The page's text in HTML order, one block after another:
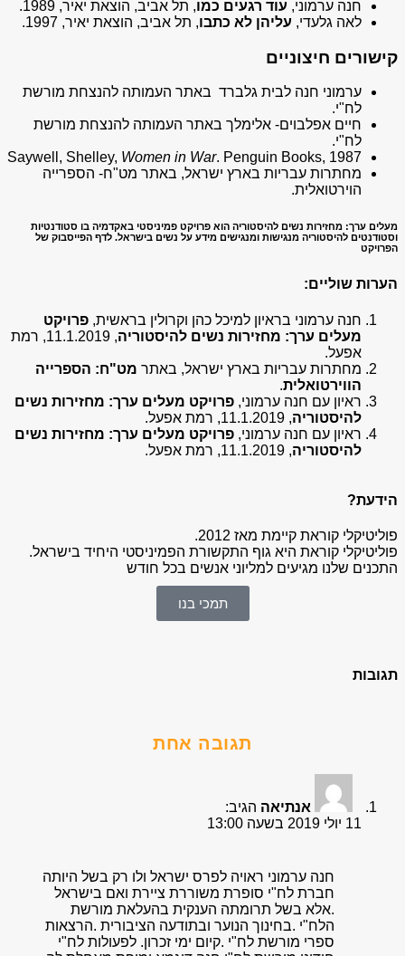
חנה ערמוני, עוד רגעים כמו, תל אביב, הוצאת יאיר, 1989.
לאה גלעדי, עליהן לא כתבו, תל אביב, הוצאת יאיר, 1997.
קישורים חיצוניים
ערמוני חנה לבית גלברד באתר העמותה להנצחת מורשת
לח"י.
חיים אפלבוים- אלימלך באתר העמותה להנצחת מורשת
לח"י.
Saywell, Shelley, Women in War. Penguin Books, 1987
מחתרות עבריות בארץ ישראל, באתר מט"ח- הספרייה
הוירטואלית.
מעלים ערך: מחזירות נשים להיסטוריה הוא פרויקט פמיניסטי באקדמיה בו סטודנטיות
וסטודנטים להיסטוריה מנגישות ומנגישים מידע על נשים בישראל. לדף הפייסבוק של
הפרויקט
הערות שוליים:
חנה ערמוני בראיון למיכל כהן וקרולין בראשית, פרויקט
מעלים ערך: מחזירות נשים להיסטוריה
, 11.1.2019, רמת
אפעל.
מחתרות עבריות בארץ ישראל, באתר מט"ח: הספרייה
הווירטואלית.
ראיון עם חנה ערמוני, פרויקט מעלים ערך: מחזירות נשים
להיסטוריה, 11.1.2019, רמת אפעל.
ראיון עם חנה ערמוני, פרויקט מעלים ערך: מחזירות נשים
להיסטוריה, 11.1.2019, רמת אפעל.
הידעת?
פוליטיקלי קוראת קיימת מאז 2012.
פוליטיקלי קוראת היא גוף התקשורת הפמיניסטי היחיד בישראל.
התכנים שלנו מגיעים למליוני אנשים בכל חודש
תמכי בנו
תגובות
תגובה אחת
אנתיאה הגיב:
11 יולי 2019 בשעה 13:00
חנה ערמוני ראויה לפרס ישראל ולו רק בשל היותה
חברת לח"י סופרת משוררת ציירת ואם בישראל
.אלא בשל תרומתה הענקית בהעלאת מורשת
הלח"י .בחינוך הנוער ובתודעה הציבורית .הרצאות
ספרי מורשת לח"י .קיום ימי זכרון. לפעולות לח"י